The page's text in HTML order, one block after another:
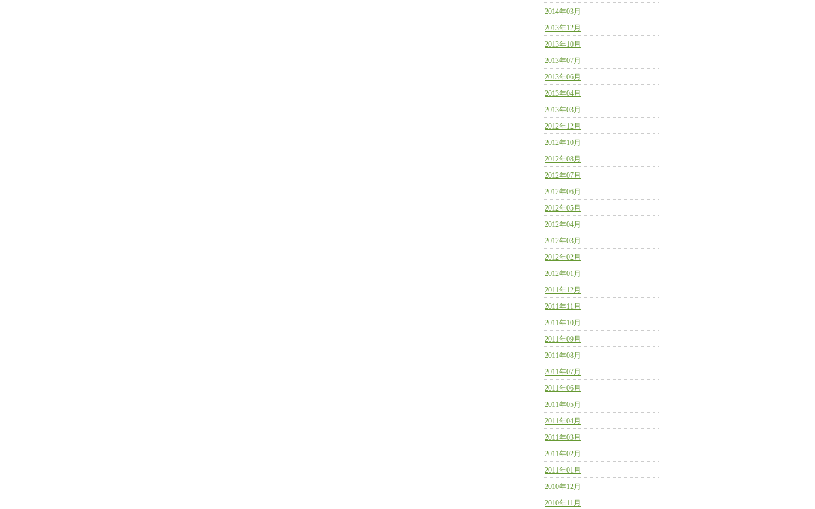
2014年03月
2013年12月
2013年10月
2013年07月
2013年06月
2013年04月
2013年03月
2012年12月
2012年10月
2012年08月
2012年07月
2012年06月
2012年05月
2012年04月
2012年03月
2012年02月
2012年01月
2011年12月
2011年11月
2011年10月
2011年09月
2011年08月
2011年07月
2011年06月
2011年05月
2011年04月
2011年03月
2011年02月
2011年01月
2010年12月
2010年11月